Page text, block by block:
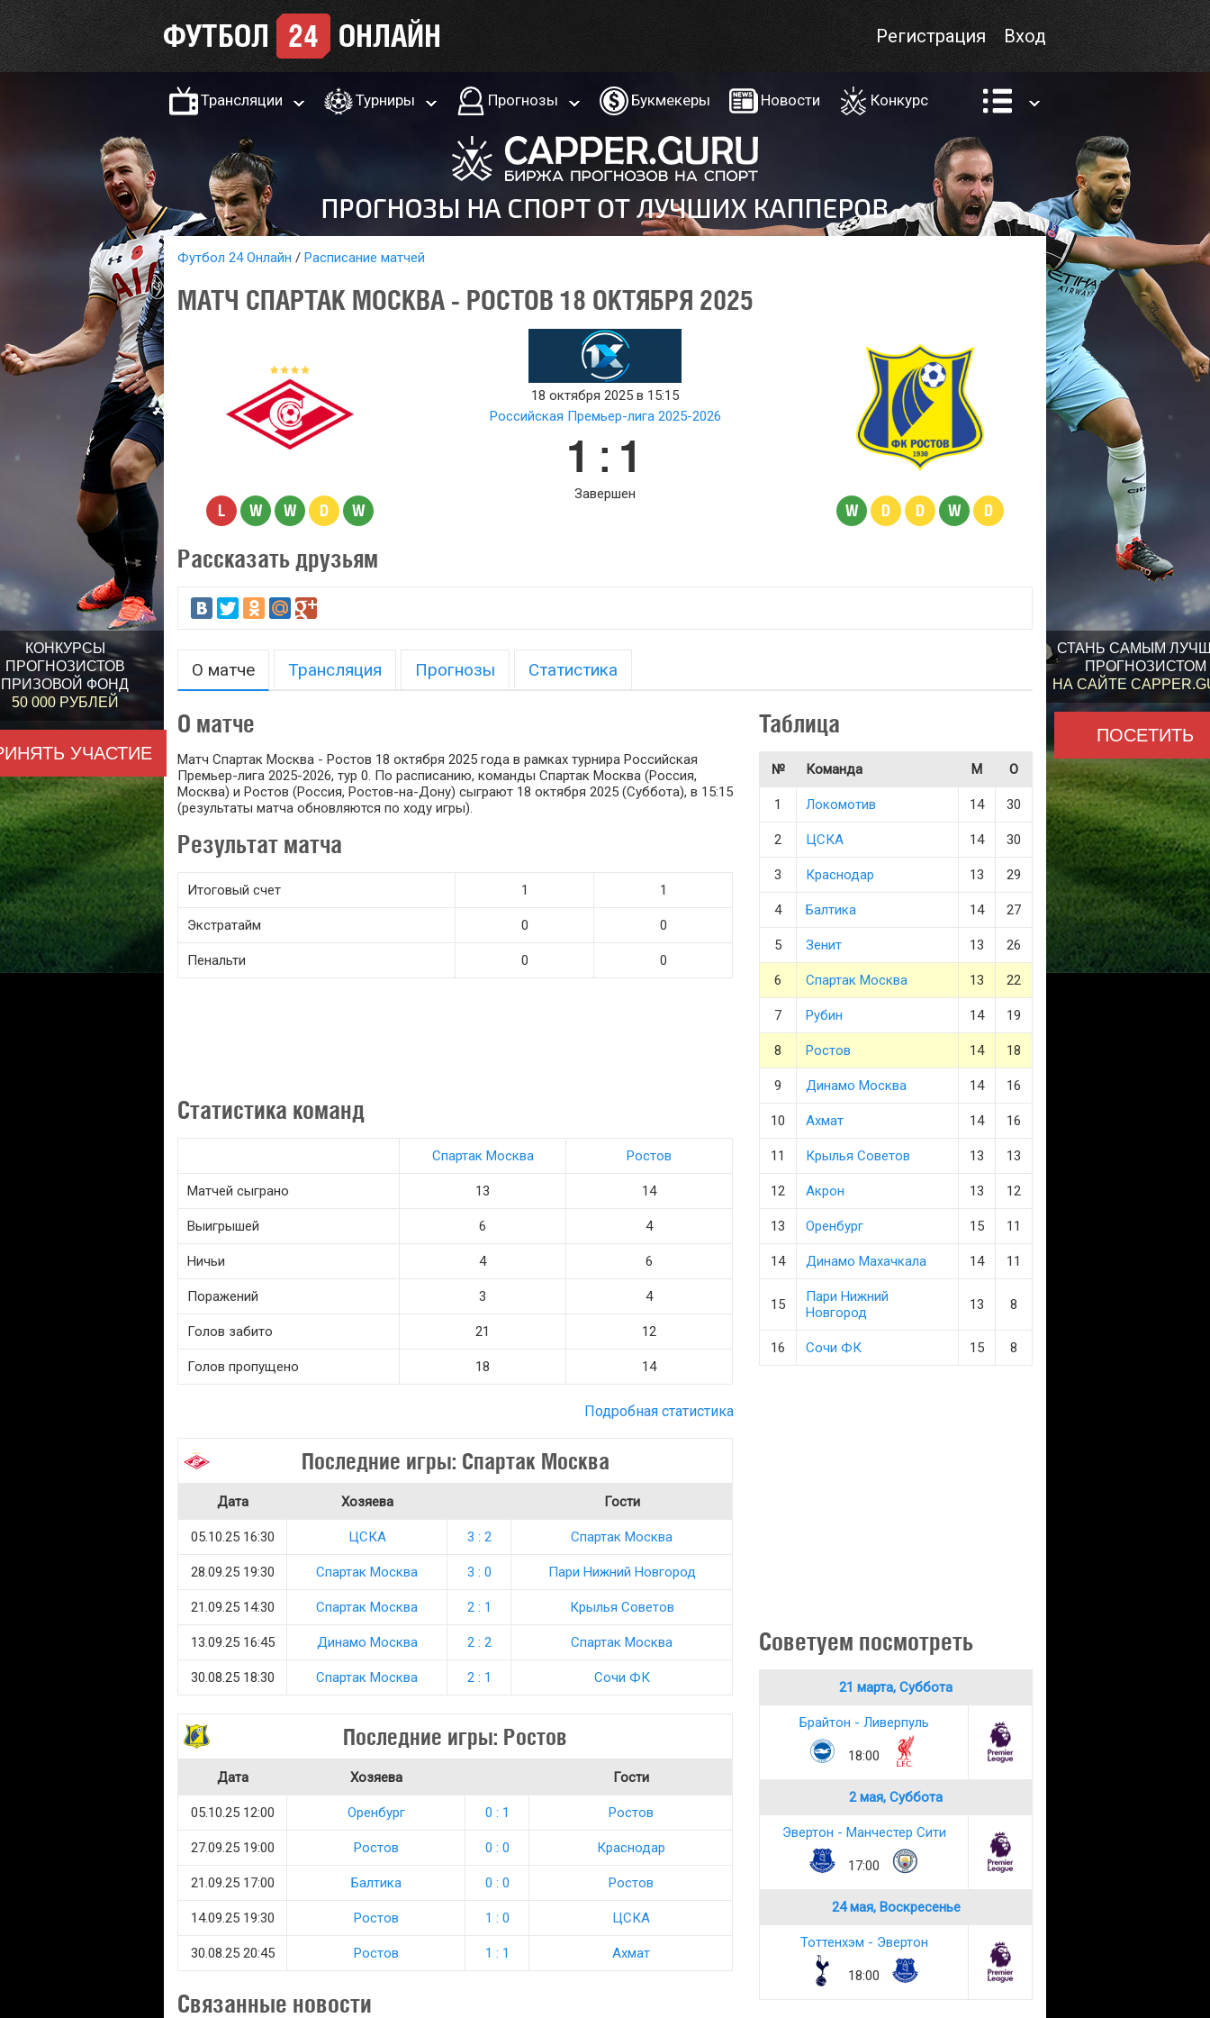
КОНКУРСЫ
ПРОГНОЗИСТОВ
ПРИЗОВОЙ ФОНД
50 000 РУБЛЕЙ
УЧАСТИЕ
СТАНЬ САМЫМ
ПРОГНОЗИСТОМ
НА САЙТЕ
ПОСЕТИТЬ
Вход
Регистрация
Трансляции Турниры Прогнозы Букмекеры Новости Конкурс
Футбол 24 Онлайн Расписание матчей
МАТЧ СПАРТАК МОСКВА - РОСТОВ 18 ОКТЯБРЯ 2025
L W W D W
18 октября 2025 в 15:15
Российская Премьер-лига 2025-2026
1 : 1
Завершен
W D D W D
Рассказать друзьям
О матче Трансляция Прогнозы Статистика
О матче
Матч Спартак Москва - Ростов 18 октября 2025 года в рамках турнира Российская
Премьер-лига 2025-2026, тур 0. По расписанию, команды Спартак Москва (Россия,
Москва) и Ростов (Россия, Ростов-на-Дону) сыграют 18 октября 2025 (Суббота), в 15:15
(результаты матча обновляются по ходу игры).
Результат матча
Итоговый счет 1 1
Экстратайм 0 0
Пенальти 0 0
Статистика команд
Спартак Москва Ростов
Матчей сыграно 13 14
Выигрышей 6 4
Ничьи 4 6
Поражений 3 4
Голов забито 21 12
Голов пропущено 18 14
Подробная статистика
Последние игры: Спартак Москва
Дата Хозяева Гости
05.10.25 16:30 ЦСКА 3 : 2 Спартак Москва
28.09.25 19:30 Спартак Москва 3 : 0 Пари Нижний Новгород
21.09.25 14:30 Спартак Москва 2 : 1 Крылья Советов
13.09.25 16:45 Динамо Москва 2 : 2 Спартак Москва
30.08.25 18:30 Спартак Москва 2 : 1 Сочи ФК
Последние игры: Ростов
Дата Хозяева Гости
05.10.25 12:00 Оренбург 0 : 1 Ростов
27.09.25 19:00 Ростов 0 : 0 Краснодар
21.09.25 17:00 Балтика 0 : 0 Ростов
14.09.25 19:30 Ростов 1 : 0 ЦСКА
30.08.25 20:45 Ростов 1 : 1 Ахмат
Связанные новости
Таблица
№ Команда М О
1 Локомотив 14 30
2 ЦСКА 14 30
3 Краснодар 13 29
4 Балтика 14 27
5 Зенит 13 26
6 Спартак Москва 13 22
7 Рубин 14 19
8 Ростов 14 18
9 Динамо Москва 14 16
10 Ахмат 14 16
11 Крылья Советов 13 13
12 Акрон 13 12
13 Оренбург 15 11
14 Динамо Махачкала 14 11
15
Пари Нижний
Новгород
13 8
16 Сочи ФК 15 8
Советуем посмотреть
21 марта, Суббота
Брайтон - Ливерпуль
18:00
2 мая, Суббота
Эвертон - Манчестер Сити
17:00
24 мая, Воскресенье
Тоттенхэм - Эвертон
18:00